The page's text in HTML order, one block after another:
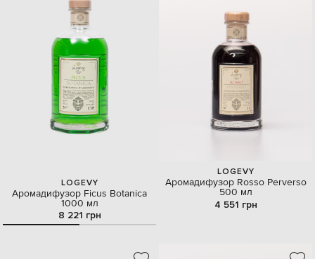
LOGEVY
Аромадифузор Ficus Botanica
1000 мл
8 221 грн
LOGEVY
Аромадифузор Rosso Perverso
500 мл
4 551 грн